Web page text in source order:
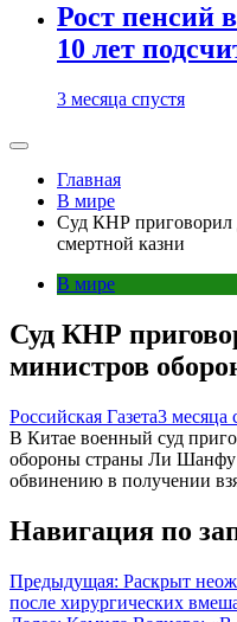
Рост пенсий
10 лет
3 месяца спустя
Главная
В мире
Суд КНР приговорил
смертной казни
В мире
Суд КНР
министров
Российская Газета3 месяца
В Китае военный суд
обороны страны Ли Шанфу
обвинению в получении
Навигация по
Предыдущая: Раскрыт
после хирургических